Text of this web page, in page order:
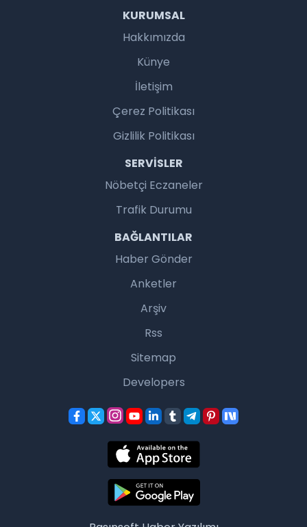
KURUMSAL
Hakkımızda
Künye
İletişim
Çerez Politikası
Gizlilik Politikası
SERVISLER
Nöbetçi Eczaneler
Trafik Durumu
BAĞLANTILAR
Haber Gönder
Anketler
Arşiv
Rss
Sitemap
Developers